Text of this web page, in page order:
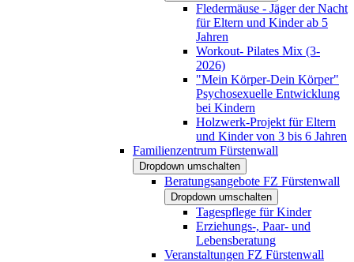
Fledermäuse - Jäger der Nacht
für Eltern und Kinder ab 5
Jahren
Workout- Pilates Mix (3-
2026)
"Mein Körper-Dein Körper"
Psychosexuelle Entwicklung
bei Kindern
Holzwerk-Projekt für Eltern
und Kinder von 3 bis 6 Jahren
Familienzentrum Fürstenwall
Dropdown umschalten
Beratungsangebote FZ Fürstenwall
Dropdown umschalten
Tagespflege für Kinder
Erziehungs-, Paar- und
Lebensberatung
Veranstaltungen FZ Fürstenwall